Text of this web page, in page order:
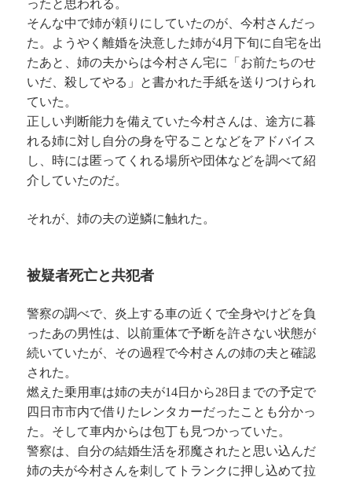
ったと思われる。
そんな中で姉が頼りにしていたのが、今村さんだっ
た。ようやく離婚を決意した姉が4月下旬に自宅を出
たあと、姉の夫からは今村さん宅に「お前たちのせ
いだ、殺してやる」と書かれた手紙を送りつけられ
ていた。
正しい判断能力を備えていた今村さんは、途方に暮
れる姉に対し自分の身を守ることなどをアドバイス
し、時には匿ってくれる場所や団体などを調べて紹
介していたのだ。
それが、姉の夫の逆鱗に触れた。
被疑者死亡と共犯者
警察の調べで、炎上する車の近くで全身やけどを負
ったあの男性は、以前重体で予断を許さない状態が
続いていたが、その過程で今村さんの姉の夫と確認
された。
燃えた乗用車は姉の夫が14日から28日までの予定で
四日市市内で借りたレンタカーだったことも分かっ
た。そして車内からは包丁も見つかっていた。
警察は、自分の結婚生活を邪魔されたと思い込んだ
姉の夫が今村さんを刺してトランクに押し込めて拉